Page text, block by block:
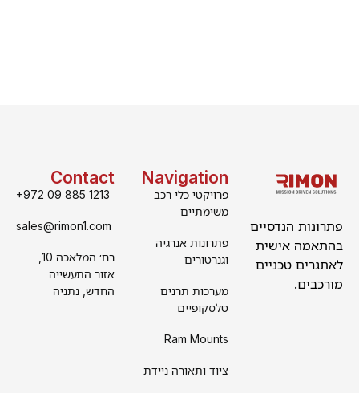
Contact
+972 09 885 1213
sales@rimon1.com
אזור התעשייה
החדש, נתניה
Navigation
פרויקטי כלי רכב
משימתיים
פתרונות אנרגיה
וגנרטורים
מערכות תרנים
טלסקופיים
Ram Mounts
ציוד ותאורה ניידת
פתרונות הנדסיים
בהתאמה אישית
לאתגרים טכניים
מורכבים.